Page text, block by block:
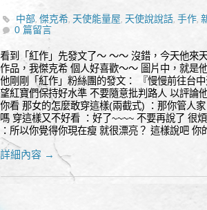
中部,傑克希, 天使能量屋, 天使說說話,手作,
豐盛,身心靈
0 篇留言
看到「紅作」先發文了～ ～～ 沒錯，今天他來
作品，我傑克希 個人好喜歡～～ 圖片中，就是
他剛剛「紅作」粉絲團的發文： 『慢慢前往台
望紅寶們保持好水準 不要隨意批判路人 以評論
你看 那女的怎麼敢穿這樣(兩截式) ：那你管人
嗎 穿這樣又不好看 ：好了~~~~ 不要再說了 很
：所以你覺得你現在瘦 就很漂亮？ 這樣說吧
詳細內容 →